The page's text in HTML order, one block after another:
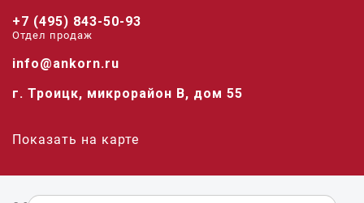
+7 (495) 843-50-93
Отдел продаж
info@ankorn.ru
г. Троицк, микрорайон В, дом 55
Показать на карте